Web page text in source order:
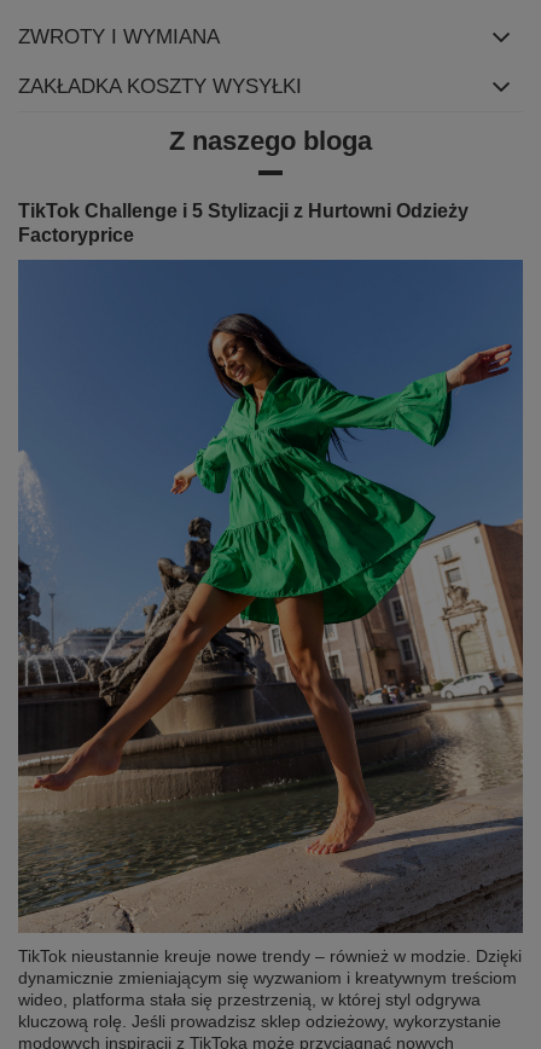
ZWROTY I WYMIANA
ZAKŁADKA KOSZTY WYSYŁKI
Z naszego bloga
TikTok Challenge i 5 Stylizacji z Hurtowni Odzieży
Factoryprice
TikTok nieustannie kreuje nowe trendy – również w modzie. Dzięki
dynamicznie zmieniającym się wyzwaniom i kreatywnym treściom
wideo, platforma stała się przestrzenią, w której styl odgrywa
kluczową rolę. Jeśli prowadzisz sklep odzieżowy, wykorzystanie
modowych inspiracji z TikToka może przyciągnąć nowych